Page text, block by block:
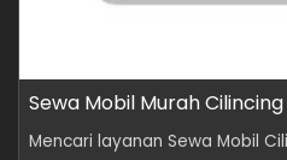
Sewa Mobil Murah
Mencari layanan Sewa Mobil